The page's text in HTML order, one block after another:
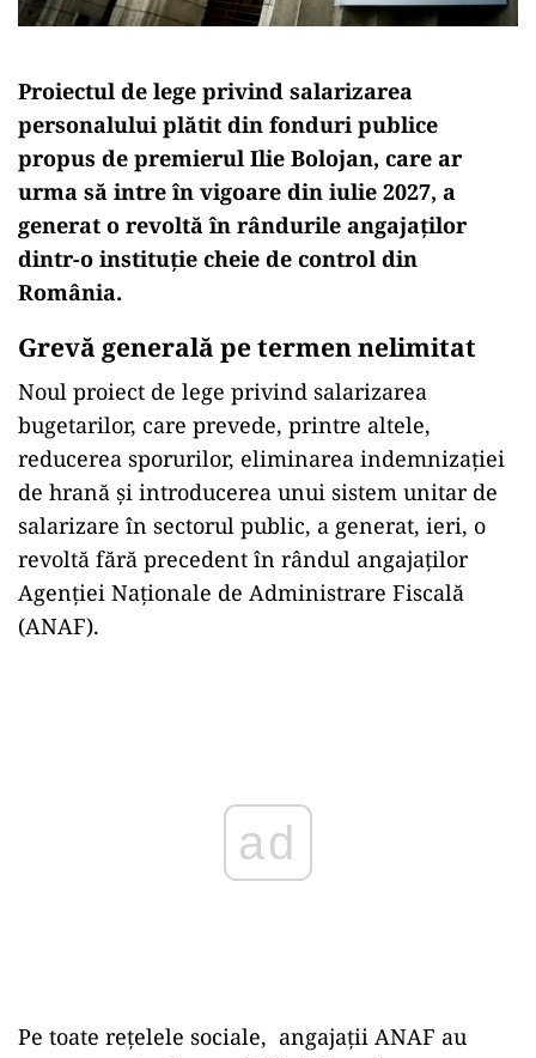
Proiectul de lege privind salarizarea
personalului plătit din fonduri publice
propus de premierul Ilie Bolojan, care ar
urma să intre în vigoare din iulie 2027, a
generat o revoltă în rândurile angajaților
dintr-o instituție cheie de control din
România.
Grevă generală pe termen nelimitat
Noul proiect de lege privind salarizarea
bugetarilor, care prevede, printre altele,
reducerea sporurilor, eliminarea indemnizației
de hrană și introducerea unui sistem unitar de
salarizare în sectorul public, a generat, ieri, o
revoltă fără precedent în rândul angajaților
Agenției Naționale de Administrare Fiscală
(ANAF).
Pe toate rețelele sociale, angajații ANAF au